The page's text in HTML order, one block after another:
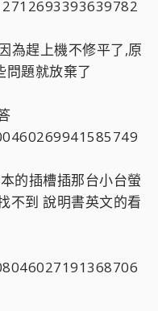
為趕上機不修平了,原
問題就放棄了
的插槽插那台小台螢
不到 說明書英文的看